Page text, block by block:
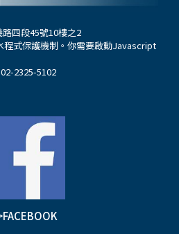
四段45號10樓之2
程式保護機制。你需要啟動Javascript
2325-5102